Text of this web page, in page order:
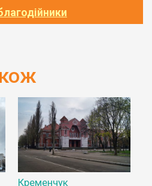
Кременчук